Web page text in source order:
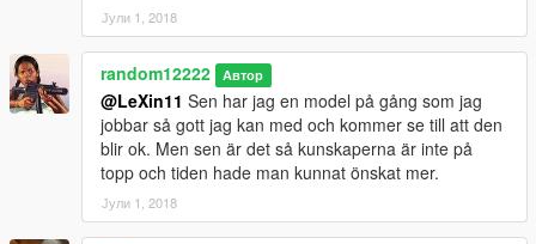
Јули 1, 2018
random12222 Автор
@LeXin11 Sen har jag en model på gång som jag
jobbar så gott jag kan med och kommer se till att den
blir ok. Men sen är det så kunskaperna är inte på
topp och tiden hade man kunnat önskat mer.
Јули 1, 2018